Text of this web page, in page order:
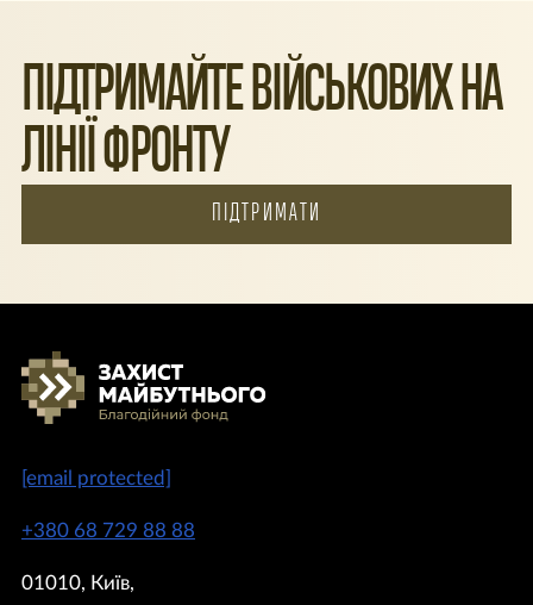
ПІДТРИМАЙТЕ ВІЙСЬКОВИХ НА
ЛІНІЇ ФРОНТУ
ПІДТРИМАТИ
[email protected]
+380 68 729 88 88
01010, Київ,